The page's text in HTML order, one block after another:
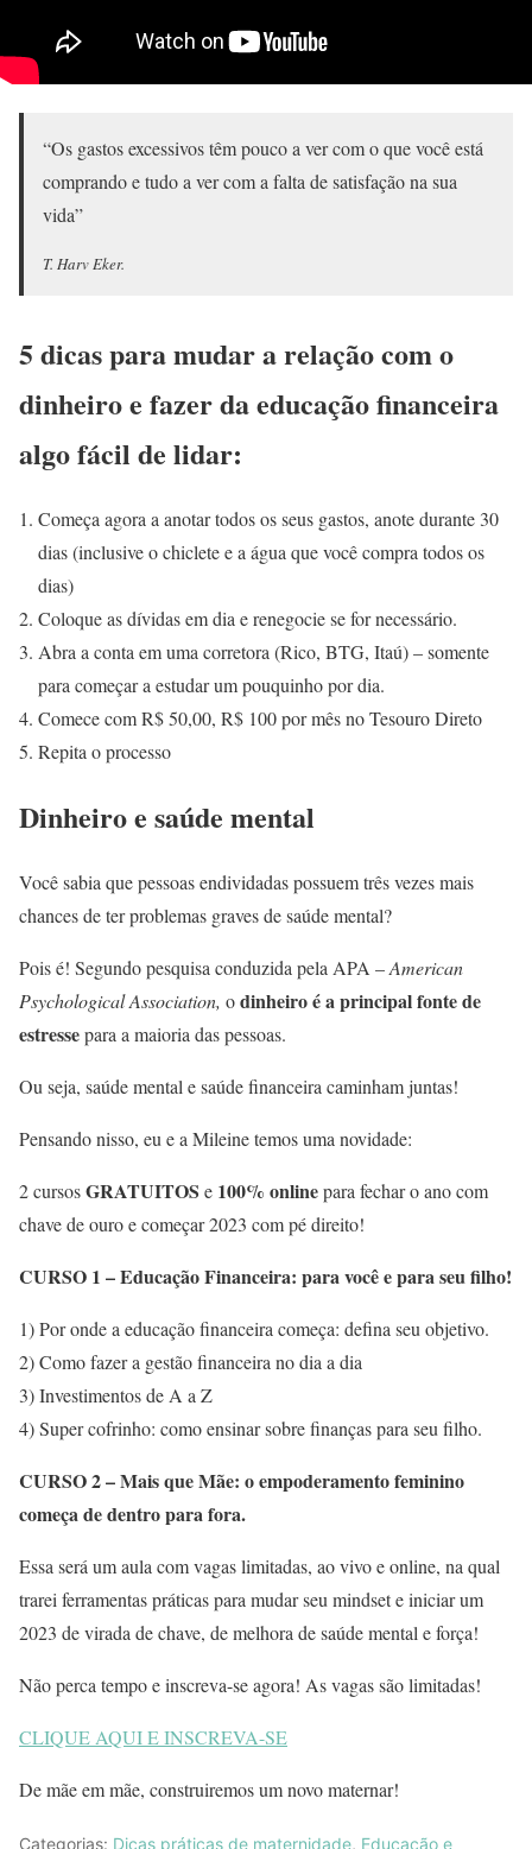
“Os gastos excessivos têm pouco a ver com o que você está
comprando e tudo a ver com a falta de satisfação na sua
vida”
T. Harv Eker.
5 dicas para mudar a relação com o
dinheiro e fazer da educação financeira
algo fácil de lidar:
Começa agora a anotar todos os seus gastos, anote durante 30
dias (inclusive o chiclete e a água que você compra todos os
dias)
Coloque as dívidas em dia e renegocie se for necessário.
Abra a conta em uma corretora (Rico, BTG, Itaú) – somente
para começar a estudar um pouquinho por dia.
Comece com R$ 50,00, R$ 100 por mês no Tesouro Direto
Repita o processo
Dinheiro e saúde mental
Você sabia que pessoas endividadas possuem três vezes mais
chances de ter problemas graves de saúde mental?
Pois é! Segundo pesquisa conduzida pela APA –American
Psychological Association, odinheiro é a principal fonte de
estressepara a maioria das pessoas.
Ou seja, saúde mental e saúde financeira caminham juntas!
Pensando nisso, eu e a Mileine temos uma novidade:
2 cursosGRATUITOS e 100% onlinepara fechar o ano com
chave de ouro e começar 2023 com pé direito!
CURSO 1 – Educação Financeira: para você e para seu filho!
1) Por onde a educação financeira começa: defina seu objetivo.
2) Como fazer a gestão financeira no dia a dia
3) Investimentos de A a Z
4) Super cofrinho: como ensinar sobre finanças para seu filho.
CURSO 2 – Mais que Mãe: o empoderamento feminino
começa de dentro para fora.
Essa será um aula com vagas limitadas, ao vivo e online, na qual
trarei ferramentas práticas para mudar seu mindset e iniciar um
2023 de virada de chave, de melhora de saúde mental e força!
Não perca tempo e inscreva-se agora! As vagas são limitadas!
CLIQUE AQUI E INSCREVA-SE
De mãe em mãe, construiremos um novo maternar!
Categorias: Dicas práticas de maternidade, Educação e